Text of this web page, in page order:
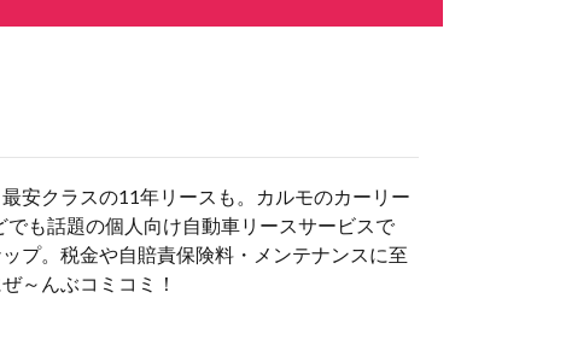
安クラスの11年リースも。カルモのカーリー
も話題の個人向け自動車リースサービスで
プ。税金や自賠責保険料・メンテナンスに至
～んぶコミコミ！